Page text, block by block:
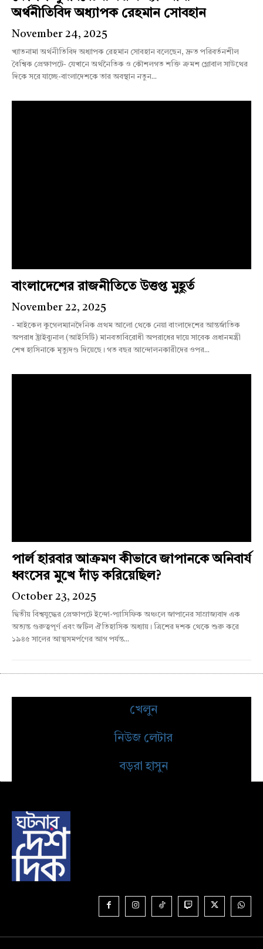
অর্থনীতিবিদ অধ্যাপক রেহমান সোবহান
November 24, 2025
খ্যাতনামা অর্থনীতিবিদ অধ্যাপক রেহমান সোবহান বলেছেন, দ্রুত পরিবর্তনশীল
বৈশ্বিক প্রেক্ষাপটে- যেখানে অর্থনৈতিক ও কৌশলগত শক্তি ক্রমশ গ্লোবাল সাউথের
দিকে সরে যাচ্ছে-বাংলাদেশকে তার অবস্থান নতুন...
বাংলাদেশের রাজনীতিতে উত্তপ্ত মুহূর্ত
November 22, 2025
- মাইকেল কুগেলম্যানদৈনিক প্রথম আলো থেকে নেয়া বাংলাদেশের আন্তর্জাতিক
অপরাধ ট্রাইব্যুনাল (আইসিটি) মানবতাবিরোধী অপরাধের দায়ে সাবেক প্রধানমন্ত্রী
শেখ হাসিনাকে মৃত্যুদণ্ড দিয়েছে। গত বছর আন্দোলনকারীদের ওপর...
পার্ল হারবার আক্রমণ কীভাবে জাপানকে অনিবার্য
ধ্বংসের মুখে দাঁড় করিয়েছিল?
October 23, 2025
দ্বিতীয় বিশ্বযুদ্ধের প্রেক্ষাপটে ইন্দো-প্যাসিফিক অঞ্চলে জাপানের সাম্রাজ্যবাদ এক
অত্যন্ত গুরুত্বপূর্ণ এবং জটিল ঐতিহাসিক অধ্যায়। ত্রিশের দশক থেকে শুরু করে
১৯৪৫ সালের আত্মসমর্পণের আগ পর্যন্ত...
খেলুন
নিউজ লেটার
বড়রা হাসুন